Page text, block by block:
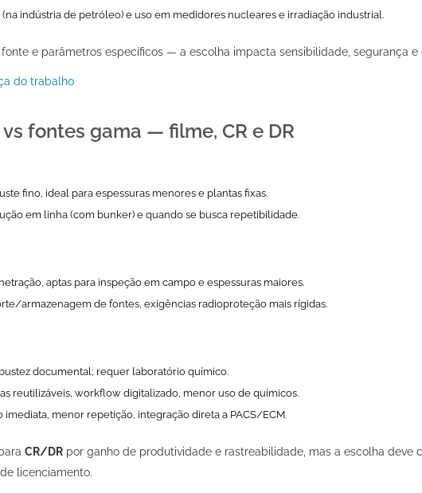
(na indústria de petróleo) e uso em medidores nucleares e irradiação industrial.
e parâmetros específicos — a escolha impacta sensibilidade, segurança e
do trabalho
fontes gama — filme, CR e DR
fino, ideal para espessuras menores e plantas fixas.
em linha (com bunker) e quando se busca repetibilidade.
aptas para inspeção em campo e espessuras maiores.
armazenagem de fontes, exigências radioproteção mais rígidas.
documental; requer laboratório químico.
reutilizáveis, workflow digitalizado, menor uso de químicos.
imediata, menor repetição, integração direta a PACS/ECM.
CR/DR por ganho de produtividade e rastreabilidade, mas a escolha deve
licenciamento.